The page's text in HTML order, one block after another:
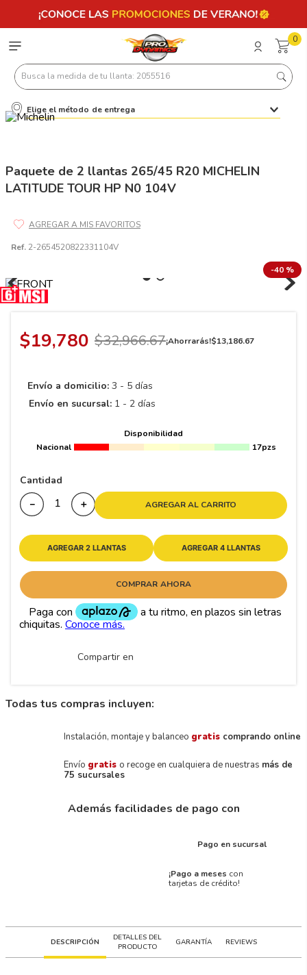
0
Busca la medida de tu llanta: 2055516
Elige el método de entrega
Paquete de 2 llantas 265/45 R20 MICHELIN
LATITUDE TOUR HP N0 104V
Ref. 2-2654520822331104V
-40 %
$19,780 $32,966.67¡Ahorrarás!$13,186.67
Envío a domicilio: 3 - 5 días
Envío en sucursal: 1 - 2 días
Disponibilidad
Nacional
17pzs
Cantidad
＋
－ AGREGAR AL CARRITO
AGREGAR 2 LLANTAS AGREGAR 4 LLANTAS
COMPRAR AHORA
Compartir en
Todas tus compras incluyen:
Instalación, montaje y balanceo gratis comprando online
Envío gratis o recoge en cualquiera de nuestras más de
75 sucursales
Además facilidades de pago con
Pago en sucursal
¡Pago a meses con
tarjetas de crédito!
DESCRIPCIÓN
DETALLES DEL
PRODUCTO
GARANTÍA REVIEWS
Términos más buscados
2
3.225
7.245